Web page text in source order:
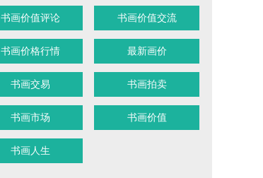
书画价值评论 书画价值交流
书画价格行情 最新画价
书画交易 书画拍卖
书画市场 书画价值
书画人生